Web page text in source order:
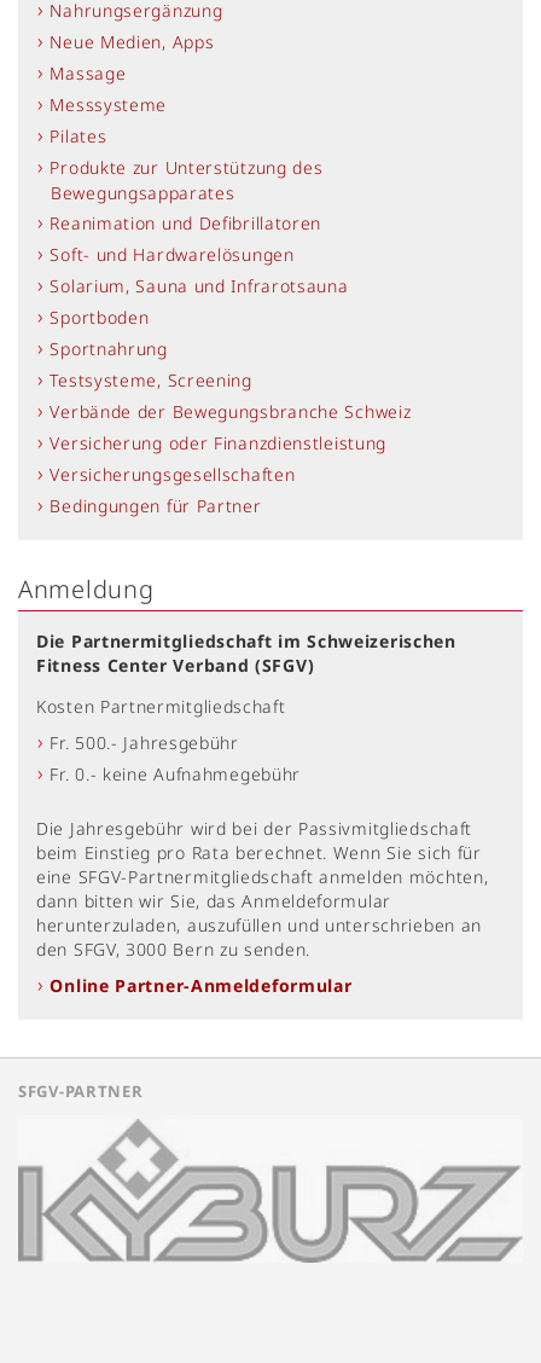
Nahrungsergänzung
Neue Medien, Apps
Massage
Messsysteme
Pilates
Produkte zur Unterstützung des
Bewegungsapparates
Reanimation und Defibrillatoren
Soft- und Hardwarelösungen
Solarium, Sauna und Infrarotsauna
Sportboden
Sportnahrung
Testsysteme, Screening
Verbände der Bewegungsbranche Schweiz
Versicherung oder Finanzdienstleistung
Versicherungsgesellschaften
Bedingungen für Partner
Anmeldung
Die Partnermitgliedschaft im Schweizerischen
Fitness Center Verband (SFGV)
Kosten Partnermitgliedschaft
Fr. 500.- Jahresgebühr
Fr. 0.- keine Aufnahmegebühr
Die Jahresgebühr wird bei der Passivmitgliedschaft
beim Einstieg pro Rata berechnet. Wenn Sie sich für
eine SFGV-Partnermitgliedschaft anmelden möchten,
dann bitten wir Sie, das Anmeldeformular
herunterzuladen, auszufüllen und unterschrieben an
den SFGV, 3000 Bern zu senden.
Online Partner-Anmeldeformular
SFGV-PARTNER